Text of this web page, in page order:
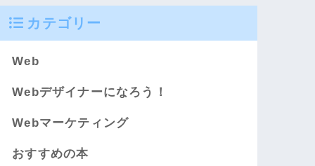
カテゴリー
Web
Webデザイナーになろう！
Webマーケティング
おすすめの本